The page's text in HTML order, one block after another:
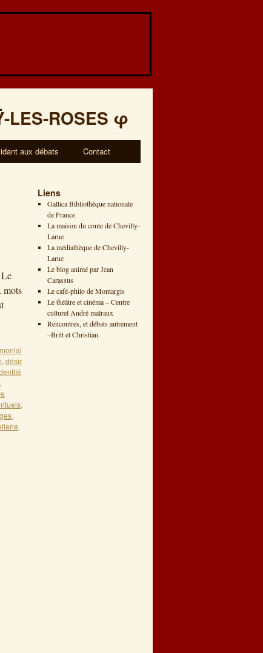
LES-ROSES φ
aux débats Contact
mots
, désir
,
,
,
,
Liens
Gallica Bibliothèque nationale
de France
La maison du conte de Chevilly-
Larue
La médiathèque de Chevilly-
Larue
Le blog animé par Jean
Carassus
Le café-philo de Montargis
Le théâtre et cinéma – Centre
culturel André malraux
Rencontres, et débats autrement
–Britt et Christian.